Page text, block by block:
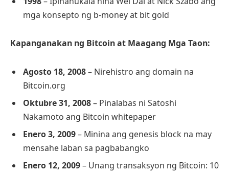
mga konsepto ng b-money at bit gold
Kapanganakan ng Bitcoin at Maagang Mga Taon:
Agosto 18, 2008– Nirehistro ang domain na
Bitcoin.org
Oktubre 31, 2008– Pinalabas ni Satoshi
Nakamoto ang Bitcoin whitepaper
Enero 3, 2009– Minina ang genesis block na may
mensahe laban sa pagbabangko
Enero 12, 2009– Unang transaksyon ng Bitcoin: 10